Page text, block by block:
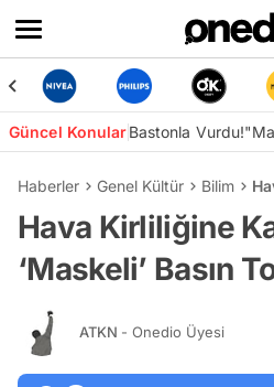
Güncel KonularBastonla Vurdu!
Haberler Genel Kültür Bilim
Hava Kirliliğine
‘Maskeli’ Basın
ATKN - Onedio Üyesi